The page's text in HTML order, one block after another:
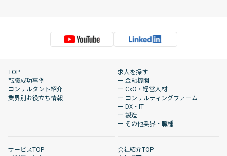
TOP
転職成功事例
コンサルタント紹介
業界別お役立ち情報
求人を探す
ー 金融機関
ー CxO・経営人材
ー コンサルティングファーム
ー DX・IT
ー 製造
ー その他業界・職種
サービスTOP
会社紹介TOP